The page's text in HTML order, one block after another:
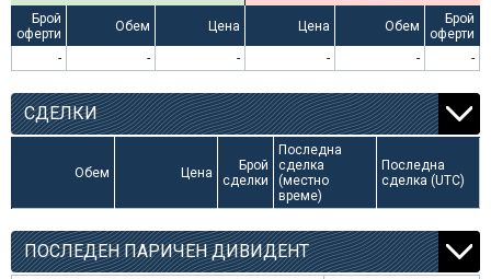
Брой
оферти
Обем Цена Цена Обем
Брой
оферти
-
- - - - -
СДЕЛКИ
Обем Цена
Брой
сделки
Последна
сделка
(местно
време)
Последна
сделка (UTC)
ПОСЛЕДЕН ПАРИЧЕН ДИВИДЕНТ